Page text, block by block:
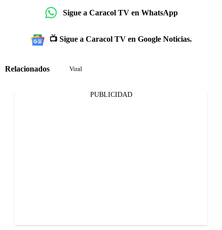
Sigue a Caracol TV en WhatsApp
📺 Sigue a Caracol TV en Google Noticias.
Relacionados Viral
PUBLICIDAD